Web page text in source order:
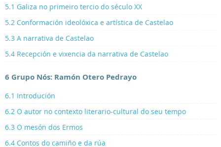
5.1 Galiza no primeiro tercio do século XX
5.2 Conformación ideolóxica e artística de Castelao
5.3 A narrativa de Castelao
5.4 Recepción e vixencia da narrativa de Castelao
6 Grupo Nós: Ramón Otero Pedrayo
6.1 Introdución
6.2 O autor no contexto literario-cultural do seu tempo
6.3 O mesón dos Ermos
6.4 Contos do camiño e da rúa